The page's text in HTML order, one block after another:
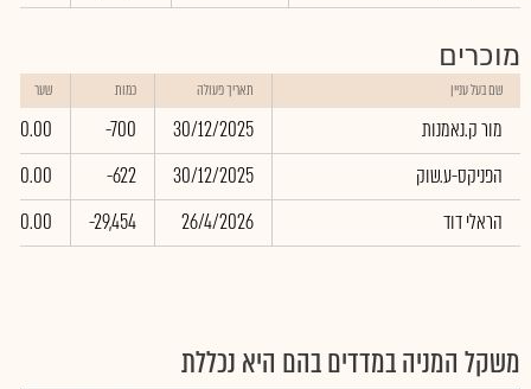
מוכרים
שם בעל עניין תאריך פעולה כמות שער
מור ק.נאמנות 30/12/2025
-700
0.00
הפניקס-ע.שוק
30/12/2025
-622
0.00
הראלי דוד
26/4/2026
-29,454
0.00
משקל המניה במדדים בהם היא נכללת